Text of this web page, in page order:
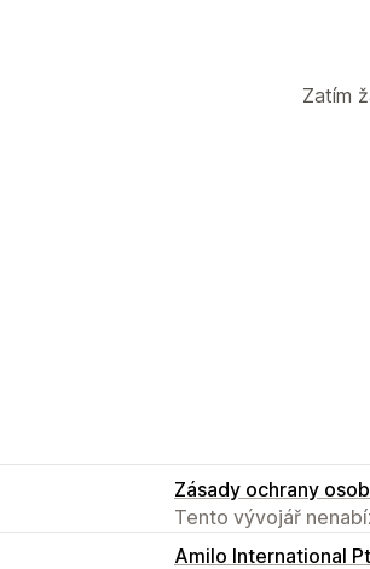
Zatím
Zásady ochrany
Tento vývojář
Amilo International